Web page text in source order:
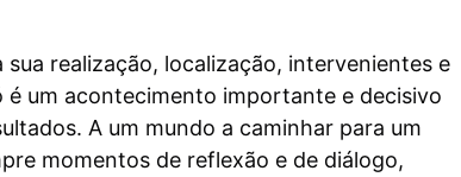
sua realização, localização, intervenientes e
é um acontecimento importante e decisivo
A um mundo a caminhar para um
momentos de reflexão e de diálogo,